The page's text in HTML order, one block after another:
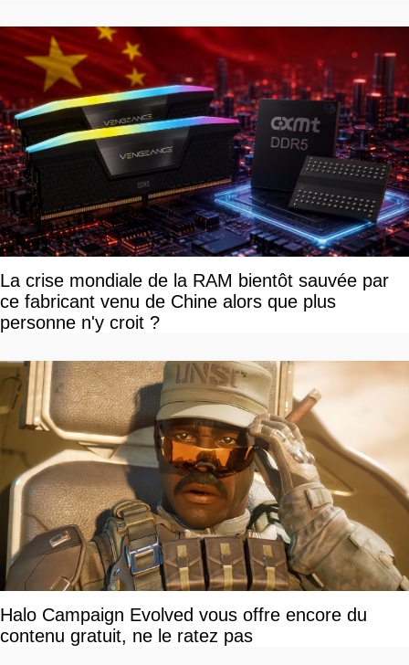
La crise mondiale de la RAM bientôt sauvée par
ce fabricant venu de Chine alors que plus
personne n'y croit ?
Halo Campaign Evolved vous offre encore du
contenu gratuit, ne le ratez pas